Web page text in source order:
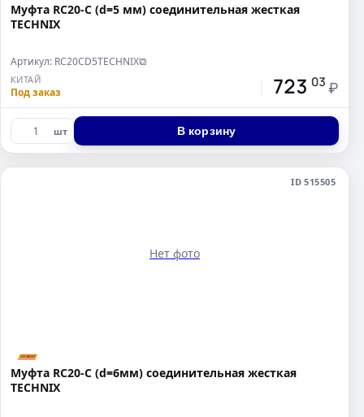
Муфта RC20-C (d=5 мм) соединительная жесткая
TECHNIX
Артикул: RC20CD5TECHNIX⧉
КИТАЙ
Под заказ 723 03 ₽
шт В корзину
ID 515505
Нет фото
Муфта RC20-C (d=6мм) соединительная жесткая
TECHNIX